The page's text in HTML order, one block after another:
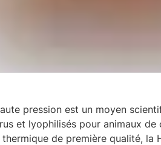
pression est un moyen
et lyophilisés pour animaux
de première qualité, la